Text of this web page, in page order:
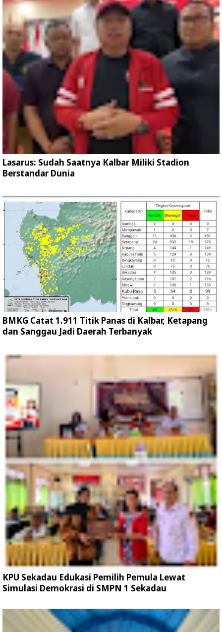
Lasarus: Sudah Saatnya Kalbar Miliki Stadion
Berstandar Dunia
BMKG Catat 1.911 Titik Panas di Kalbar, Ketapang
dan Sanggau Jadi Daerah Terbanyak
KPU Sekadau Edukasi Pemilih Pemula Lewat
Simulasi Demokrasi di SMPN 1 Sekadau